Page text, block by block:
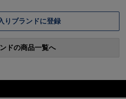
りブランドに登録
ドの商品一覧へ